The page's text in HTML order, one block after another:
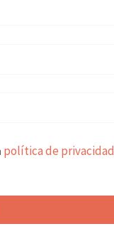
política de privacidad